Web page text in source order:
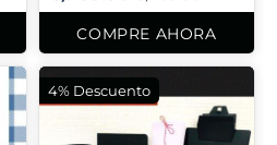
COMPRE AHORA
4% Descuento